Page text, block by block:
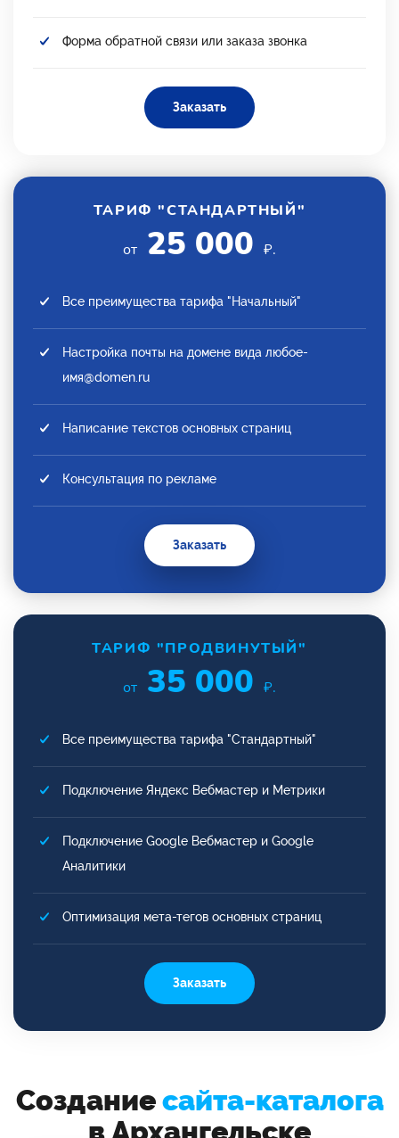
Форма обратной связи или заказа звонка
Заказать
ТАРИФ "СТАНДАРТНЫЙ"
от 25 000 ₽.
Все преимущества тарифа "Начальный"
Настройка почты на домене вида любое-
имя@domen.ru
Написание текстов основных страниц
Консультация по рекламе
Заказать
ТАРИФ "ПРОДВИНУТЫЙ"
от 35 000 ₽.
Все преимущества тарифа "Стандартный"
Подключение Яндекс Вебмастер и Метрики
Подключение Google Вебмастер и Google
Аналитики
Оптимизация мета-тегов основных страниц
Заказать
Созданиесайта-каталога
в Архангельске